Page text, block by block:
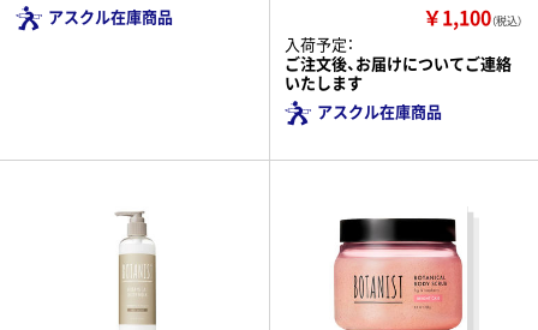
アスクル在庫商品
￥1,100（税込）
入荷予定：
ご注文後、お届けについてご連絡
いたします
アスクル在庫商品